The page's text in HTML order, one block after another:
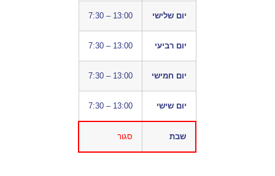
יום שלישי 7:30 – 13:00
יום רביעי 7:30 – 13:00
יום חמישי 7:30 – 13:00
יום שישי 7:30 – 13:00
שבת סגור